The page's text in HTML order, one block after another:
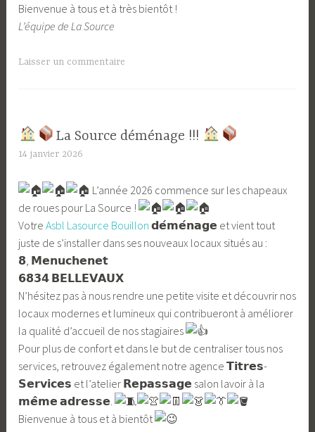
Bienvenue à tous et à très bientôt !
L’équipe de La Source
Laisser un commentaire
​La Source déménage !!!
14 janvier 2026
S
o
u
r
c
e
L’année 2026 commence sur les chapeaux
de roues pour La Source !
VotreAsbl Lasource Bouillon 𝗱𝗲́𝗺𝗲́𝗻𝗮𝗴𝗲 et vient tout
juste de s’installer dans ses nouveaux locaux situés au :
𝟴, 𝗠𝗲𝗻𝘂𝗰𝗵𝗲𝗻𝗲𝘁
𝟲𝟴𝟯𝟰 𝗕𝗘𝗟𝗟𝗘𝗩𝗔𝗨𝗫
N’hésitez pas à nous rendre une petite visite et découvrir nos
locaux modernes et lumineux qui contribueront à améliorer
la qualité d’accueil de nos stagiaires
Pour plus de confort et dans le but de centraliser tous nos
services, retrouvez également notre agence 𝗧𝗶𝘁𝗿𝗲𝘀-
𝗦𝗲𝗿𝘃𝗶𝗰𝗲𝘀 et l’atelier 𝗥𝗲𝗽𝗮𝘀𝘀𝗮𝗴𝗲 salon lavoir à la
𝗺𝗲̂𝗺𝗲 𝗮𝗱𝗿𝗲𝘀𝘀𝗲.
Bienvenue à tous et à bientôt